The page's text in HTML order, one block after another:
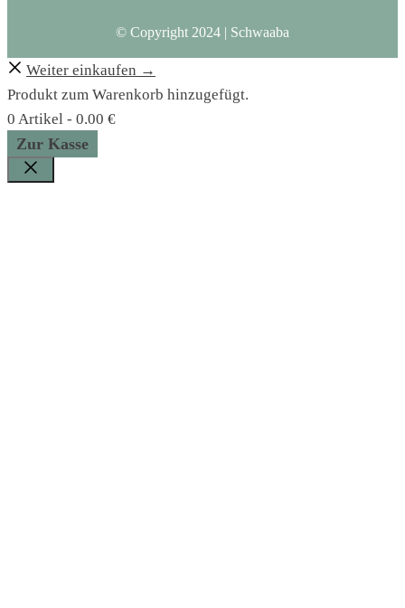
© Copyright 2024 | Schwaaba
Weiter einkaufen →
Produkt zum Warenkorb hinzugefügt.
0 Artikel - 0.00 €
Zur Kasse
Schließen